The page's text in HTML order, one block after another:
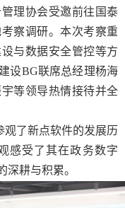
理协会受邀前往国泰
察调研。本次考察重
与数据安全管控等方
设BG联席总经理杨海
等领导热情接待并全
观了新点软件的发展历
感受了其在政务数字
深耕与积累。